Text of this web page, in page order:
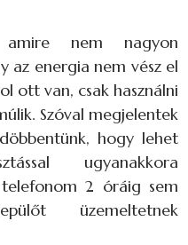
nem nagyon
az energia nem vész el
ott van, csak használni
Szóval megjelentek
hogy lehet
ugyanakkora
2 óráig sem
üzemeltetnek